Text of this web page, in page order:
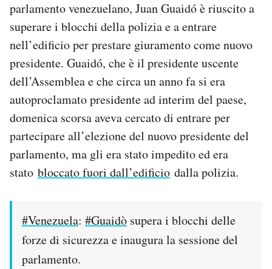
CALENDARIO
AREA PERSONALE
Area Personale
Newsletter
Notifiche mobile
Regala il Post
Hai bisogno di aiuto?
parlamento venezuelano, Juan Guaidó è riuscito a
superare i blocchi della polizia e a entrare
nell’edificio per prestare giuramento come nuovo
presidente. Guaidó, che è il presidente uscente
dell’Assemblea e che circa un anno fa si era
autoproclamato presidente ad interim del paese,
domenica scorsa aveva cercato di entrare per
partecipare all’elezione del nuovo presidente del
parlamento, ma gli era stato impedito ed era
stato bloccato fuori dall’edificio dalla polizia.
#Venezuela: #Guaidò supera i blocchi delle
forze di sicurezza e inaugura la sessione del
parlamento.